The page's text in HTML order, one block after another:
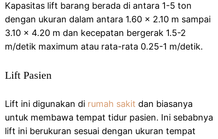
Kapasitas lift barang berada di antara 1-5 ton
dengan ukuran dalam antara 1.60 x 2.10 m sampai
3.10 x 4.20 m dan kecepatan bergerak 1.5-2
m/detik maximum atau rata-rata 0.25-1 m/detik.
Lift Pasien
Lift ini digunakan di rumah sakit dan biasanya
untuk membawa tempat tidur pasien. Ini sebabnya
lift ini berukuran sesuai dengan ukuran tempat